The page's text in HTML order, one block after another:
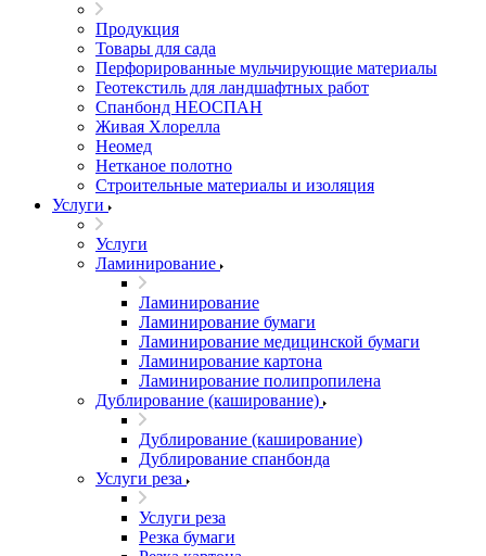
Продукция
Товары для сада
Перфорированные мульчирующие материалы
Геотекстиль для ландшафтных работ
Спанбонд НЕОСПАН
Живая Хлорелла
Нeомед
Нетканое полотно
Строительные материалы и изоляция
Услуги
Услуги
Ламинирование
Ламинирование
Ламинирование бумаги
Ламинирование медицинской бумаги
Ламинирование картона
Ламинирование полипропилена
Дублирование (каширование)
Дублирование (каширование)
Дублирование спанбонда
Услуги реза
Услуги реза
Резка бумаги